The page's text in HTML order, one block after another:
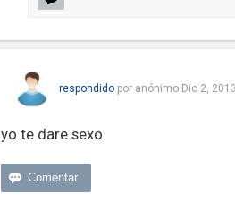
respondido por anónimo Dic 2, 2013
yo te dare sexo